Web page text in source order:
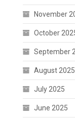
November
October
September
August 2025
July 2025
June 2025